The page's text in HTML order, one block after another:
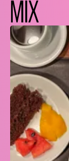
MIX